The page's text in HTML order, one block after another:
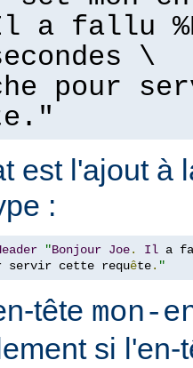
a fallu
\
pour
est l'ajout à
:
"Bonjour Joe. Il a
servir cette requ
ête. "
tête mon-
si